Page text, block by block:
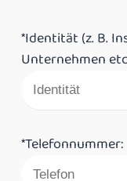
*Identität (z. B.
Unternehmen
*Telefonnummer: